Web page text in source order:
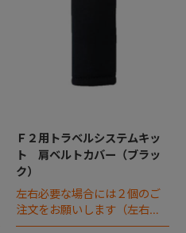
Ｆ２用トラベルシステムキッ
ト 肩ベルトカバー（ブラッ
ク）
左右必要な場合には２個のご
注文をお願いします（左右共
通部品）